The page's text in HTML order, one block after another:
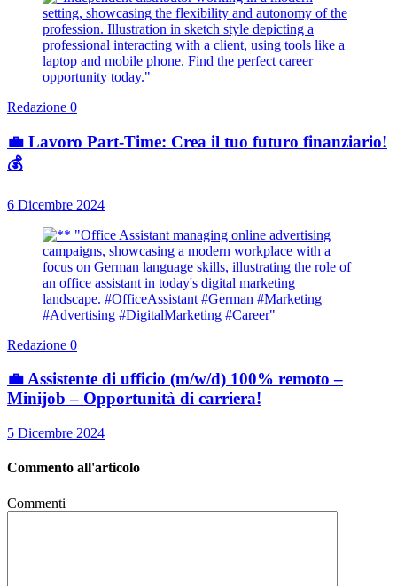
Redazione 0
💼 Lavoro Part-Time: Crea il tuo futuro finanziario!
💰
6 Dicembre 2024
Redazione 0
💼 Assistente di ufficio (m/w/d) 100% remoto –
Minijob – Opportunità di carriera!
5 Dicembre 2024
Commento all'articolo
Commenti